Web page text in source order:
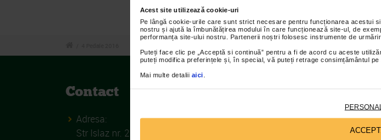
Acest site utilizează cookie-uri
Pe lângă cookie-urile care sunt strict necesare pentru funcționarea acestui
nostru și ajută la îmbunătățirea modului în care funcționează site-ul, de
performanța site-ului nostru. Partenerii noștri folosesc instrumente de
Puteți face clic pe „Acceptă si continuă” pentru a fi de acord cu aceste
puteți modifica preferințele și, în special, vă puteți retrage consimțământul
Mai multe detalii aici
Contact
Adresa:
Str Islaz nr. 2 Sector 1 Bucuresti